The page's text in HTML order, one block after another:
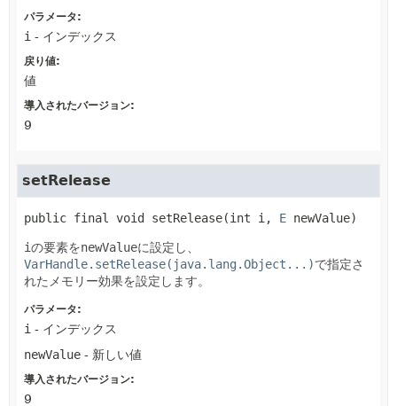
パラメータ:
i - インデックス
戻り値:
値
導入されたバージョン:
9
setRelease
public final void setRelease(int i, E newValue)
iの要素をnewValueに設定し、
VarHandle.setRelease(java.lang.Object...)で指定さ
れたメモリー効果を設定します。
パラメータ:
i - インデックス
newValue - 新しい値
導入されたバージョン:
9